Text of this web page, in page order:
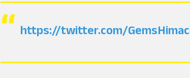
https://twitter.com/